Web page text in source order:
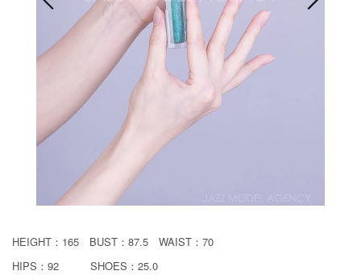
HEIGHT：165 BUST：87.5 WAIST：70
HIPS：92 SHOES：25.0